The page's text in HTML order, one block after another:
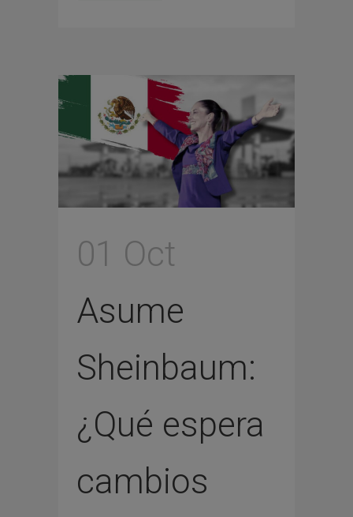
01 Oct
Asume
Sheinbaum:
¿Qué espera
cambios